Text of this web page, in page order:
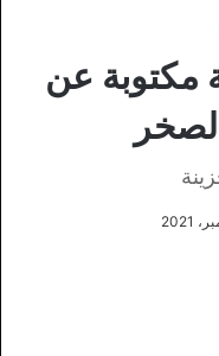
مكتوبة عن